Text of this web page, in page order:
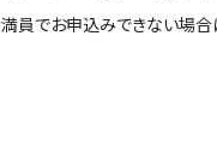
満員でお申込みできない場合